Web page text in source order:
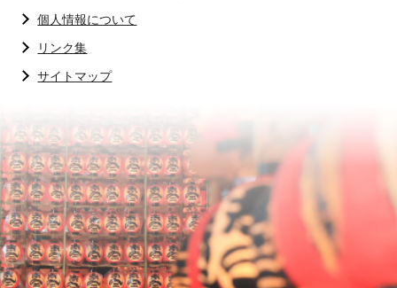
個人情報について
リンク集
サイトマップ